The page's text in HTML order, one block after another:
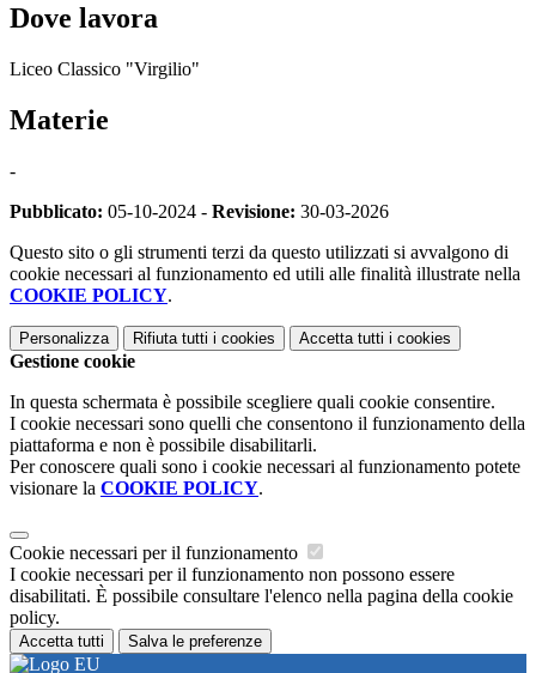
Dove lavora
Liceo Classico "Virgilio"
Materie
-
Pubblicato: 05-10-2024 - Revisione: 30-03-2026
Questo sito o gli strumenti terzi da questo utilizzati si avvalgono di
cookie necessari al funzionamento ed utili alle finalità illustrate nella
COOKIE POLICY.
Personalizza Rifiuta tutti i cookies Accetta tutti i cookies
Gestione cookie
In questa schermata è possibile scegliere quali cookie consentire.
I cookie necessari sono quelli che consentono il funzionamento della
piattaforma e non è possibile disabilitarli.
Per conoscere quali sono i cookie necessari al funzionamento potete
visionare la COOKIE POLICY.
Cookie necessari per il funzionamento
I cookie necessari per il funzionamento non possono essere
disabilitati. È possibile consultare l'elenco nella pagina della cookie
policy.
Accetta tutti Salva le preferenze